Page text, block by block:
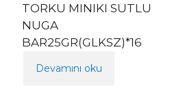
TORKU MINIKI SUTLU
NUGA
BAR25GR(GLKSZ)*16
Devamını oku